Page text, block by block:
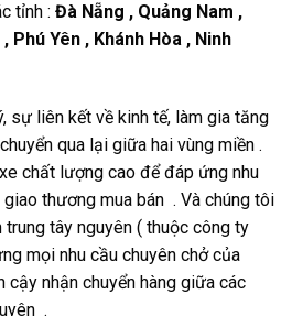
tỉnh : Đà Nẵng , Quảng Nam ,
Phú Yên , Khánh Hòa , Ninh
sự liên kết về kinh tế, làm gia tăng
qua lại giữa hai vùng miền .
chất lượng cao để đáp ứng nhu
giao thương mua bán . Và chúng tôi
trung tây nguyên ( thuộc công ty
mọi nhu cầu chuyên chở của
cậy nhận chuyển hàng giữa các
.